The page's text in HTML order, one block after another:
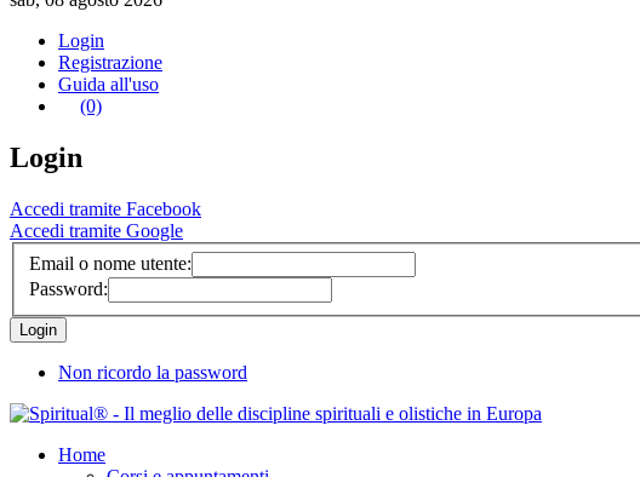
Login
Registrazione
Guida all'uso
(0)
Login
Accedi tramite Facebook
Accedi tramite Google
Email o nome utente:
Password:
Non ricordo la password
Home